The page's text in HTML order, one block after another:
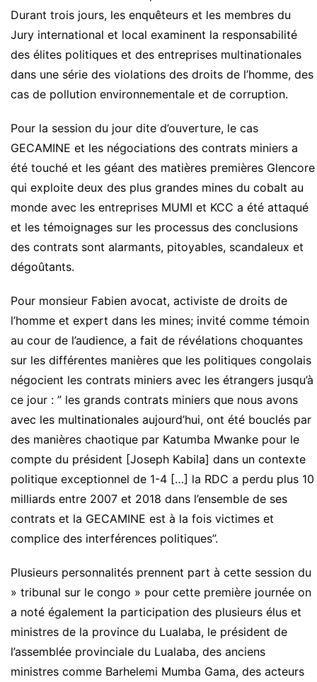
Durant trois jours, les enquêteurs et les membres du
Jury international et local examinent la responsabilité
des élites politiques et des entreprises multinationales
dans une série des violations des droits de l’homme, des
cas de pollution environnementale et de corruption.
Pour la session du jour dite d’ouverture, le cas
GECAMINE et les négociations des contrats miniers a
été touché et les géant des matières premières Glencore
qui exploite deux des plus grandes mines du cobalt au
monde avec les entreprises MUMI et KCC a été attaqué
et les témoignages sur les processus des conclusions
des contrats sont alarmants, pitoyables, scandaleux et
dégoûtants.
Pour monsieur Fabien avocat, activiste de droits de
l’homme et expert dans les mines; invité comme témoin
au cour de l’audience, a fait de révélations choquantes
sur les différentes manières que les politiques congolais
négocient les contrats miniers avec les étrangers jusqu’à
ce jour : ” les grands contrats miniers que nous avons
avec les multinationales aujourd’hui, ont été bouclés par
des manières chaotique par Katumba Mwanke pour le
compte du président [Joseph Kabila] dans un contexte
politique exceptionnel de 1-4 […] la RDC a perdu plus 10
milliards entre 2007 et 2018 dans l’ensemble de ses
contrats et la GECAMINE est à la fois victimes et
complice des interférences politiques”.
Plusieurs personnalités prennent part à cette session du
» tribunal sur le congo » pour cette première journée on
a noté également la participation des plusieurs élus et
ministres de la province du Lualaba, le président de
l’assemblée provinciale du Lualaba, des anciens
ministres comme Barhelemi Mumba Gama, des acteurs